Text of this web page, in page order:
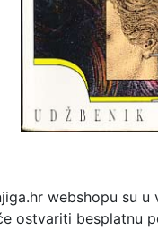
webshopu su
ostvariti besplatnu